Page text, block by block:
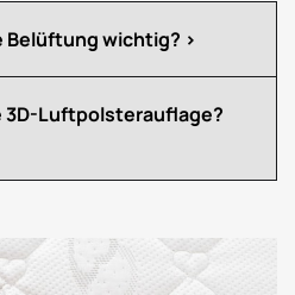
Belüftung wichtig?
Luftpolsterauflage?